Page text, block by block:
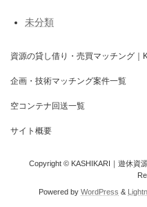
未分類
資源の貸し借り・売買マッチング｜
企画・技術マッチング案件一覧
空コンテナ回送一覧
サイト概要
Copyright © KASHIKARI｜遊休資
Powered by WordPress &